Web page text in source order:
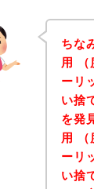
ちな
用
ーリ
い捨
を発
用
ーリ
い捨